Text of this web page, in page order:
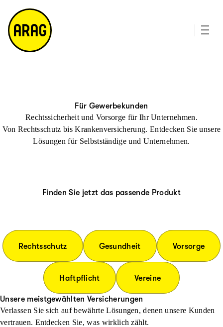
m
a
p
Für Gewerbekunden
Rechtssicherheit und Vorsorge für Ihr Unternehmen.
Von Rechtsschutz bis Krankenversicherung. Entdecken Sie unsere
Lösungen für Selbstständige und Unternehmen.
Finden Sie jetzt das passende Produkt
Rechtsschutz Gesundheit Vorsorge
Haftpflicht Vereine
Unsere meistgewählten Versicherungen
Verlassen Sie sich auf bewährte Lösungen, denen unsere Kunden
vertrauen. Entdecken Sie, was wirklich zählt.